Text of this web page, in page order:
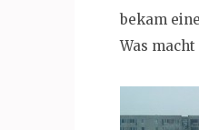
bekam
Was